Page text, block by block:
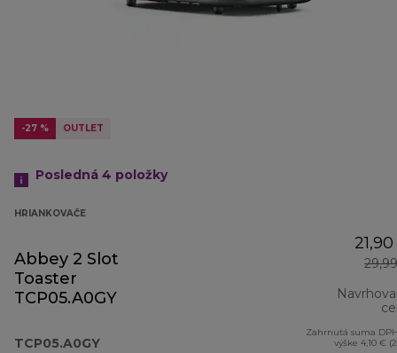
-27 % OUTLET
Posledná 4 položky
HRIANKOVAČE
Abbey 2 Slot
Toaster
TCP05.A0GY
TCP05.A0GY
Zahrnutá suma
výške 4,10 €